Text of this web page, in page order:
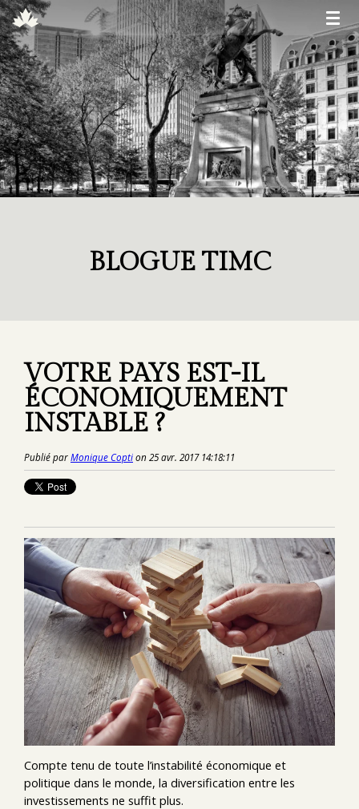
BLOGUE TIMC
VOTRE PAYS EST-IL
ÉCONOMIQUEMENT
INSTABLE ?
Publié parMonique Coption 25 avr. 2017 14:18:11
Compte tenu de toute l’instabilité économique et
politique dans le monde, la diversification entre les
investissements ne suffit plus.